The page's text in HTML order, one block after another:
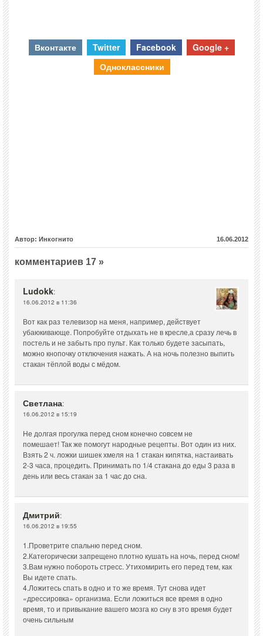
Вконтакте Twitter Facebook
Google +
Одноклассники
Автор: Инкогнито 16.06.2012
комментариев 17 »
Ludokk:
16.06.2012 в 11:36
Вот как раз телевизор на меня, например, действует
убаюкивающе. Попробуйте отдыхать не в кресле,а сразу лечь в
постель и не забыть про пульт. Как только будете засыпать,
можно кнопочку отключения нажать. А на ночь полезно выпить
стакан тёплой воды с мёдом.
Светлана:
16.06.2012 в 15:19
Не долгая прогулка перед сном конечно совсем не
помешает! Так же помогут народные рецепты. Вот один из них.
Взять 2 ч. ложки шишек хмеля на 1 стакан кипятка, настаивать
2-3 часа, процедить. Принимать по 1/4 стакана до еды 3 раза в
день или весь стакан за 1 час до сна.
Дмитрий:
16.06.2012 в 19:55
1.Проветрите спальню перед сном.
2.Категорически запрещено плотно кушать на ночь, перед сном!
3.Вам нужно побороть стресс. Утихомирить его перед тем, как
Вы идете спать.
4.Ложитесь спать в одно и то же время. Тут снова идет
«дрессировка» организма. Если ложиться все время в одно
время, то и привыкание вашего мозга ко сну в это время будет
очень сильным